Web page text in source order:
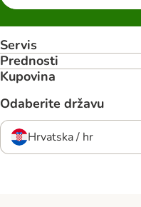
Servis
Prednosti
Kupovina
Odaberite državu
Hrvatska / hr